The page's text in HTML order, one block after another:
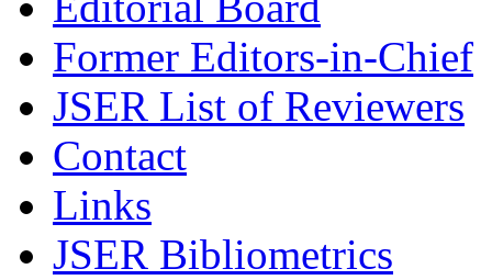
Former Editors-in-Chief
JSER List of Reviewers
Contact
Links
JSER Bibliometrics